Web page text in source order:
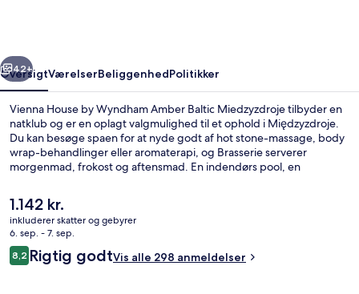
Miedzyzdroje
Næste
42+
OversigtVærelserBeliggenhedPolitikker
Vienna House by Wyndham Amber Baltic Miedzyzdroje tilbyder en
natklub og er en oplagt valgmulighed til et ophold i Międzyzdroje.
Du kan besøge spaen for at nyde godt af hot stone-massage, body
wrap-behandlinger eller aromaterapi, og Brasserie serverer
morgenmad, frokost og aftensmad. En indendørs pool, en
Den
nuværende
pris
er
1.142 kr.
1.142 kr.
inkluderer skatter og gebyrer
6. sep. - 7. sep.
Anmeldelser
8,28,2 ud af 10.
Rigtig godtVis alle 298 anmeldelser